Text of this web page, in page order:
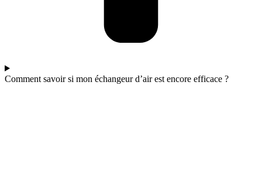
Comment savoir si mon échangeur d’air est encore efficace ?